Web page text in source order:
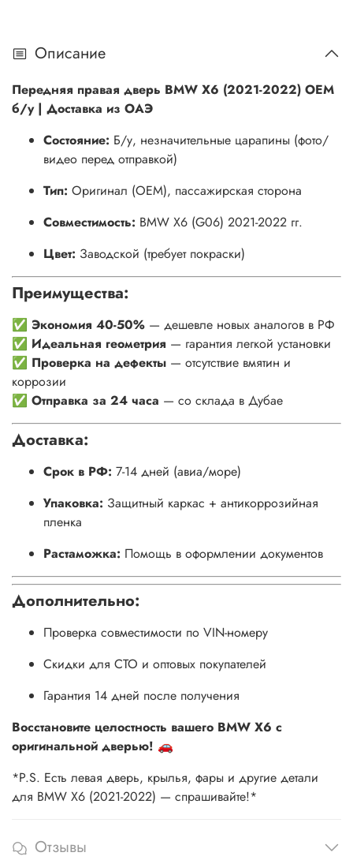
Описание
Передняя правая дверь BMW X6 (2021-2022) OEM
б/у | Доставка из ОАЭ
Состояние: Б/у, незначительные царапины (фото/
видео перед отправкой)
Тип: Оригинал (OEM), пассажирская сторона
Совместимость: BMW X6 (G06) 2021-2022 гг.
Цвет: Заводской (требует покраски)
Преимущества:
✅ Экономия 40-50% — дешевле новых аналогов в РФ
✅ Идеальная геометрия — гарантия легкой установки
✅ Проверка на дефекты — отсутствие вмятин и
коррозии
✅ Отправка за 24 часа — со склада в Дубае
Доставка:
Срок в РФ: 7-14 дней (авиа/море)
Упаковка: Защитный каркас + антикоррозийная
пленка
Растаможка: Помощь в оформлении документов
Дополнительно:
Проверка совместимости по VIN-номеру
Скидки для СТО и оптовых покупателей
Гарантия 14 дней после получения
Восстановите целостность вашего BMW X6 с
оригинальной дверью! 🚗
*P.S. Есть левая дверь, крылья, фары и другие детали
для BMW X6 (2021-2022) — спрашивайте!*
Отзывы